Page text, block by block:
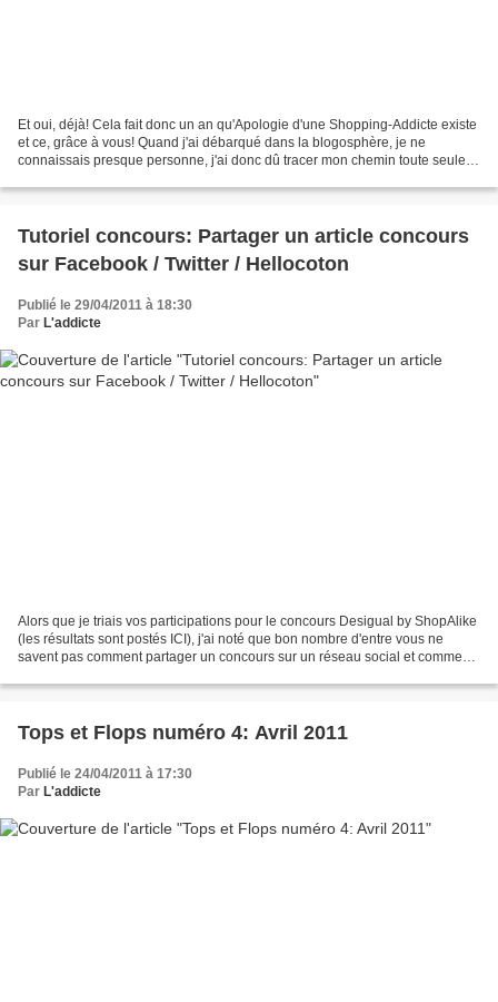
Et oui, déjà! Cela fait donc un an qu'Apologie d'une Shopping-Addicte existe
et ce, grâce à vous! Quand j'ai débarqué dans la blogosphère, je ne
connaissais presque personne, j'ai donc dû tracer mon chemin toute seule
Tutoriel concours: Partager un article concours
sur Facebook / Twitter / Hellocoton
Publié le 29/04/2011 à 18:30
Par L'addicte
Alors que je triais vos participations pour le concours Desigual by ShopAlike
(les résultats sont postés ICI), j'ai noté que bon nombre d'entre vous ne
savent pas comment partager un concours sur un réseau social et comment
Tops et Flops numéro 4: Avril 2011
Publié le 24/04/2011 à 17:30
Par L'addicte